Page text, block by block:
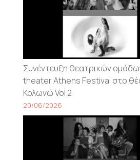
Συνέντευξη θεατρικών
theater Athens Festival στο
Κολωνώ Vol 2
20/06/2026